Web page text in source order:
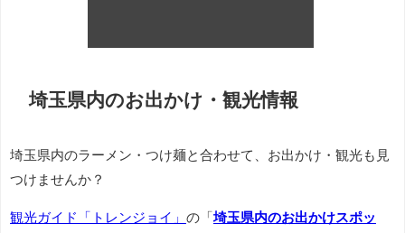
埼玉県内のお出かけ・観光情報
埼玉県内のラーメン・つけ麺と合わせて、お出かけ・観光も見
つけませんか？
観光ガイド「トレンジョイ」 の「 埼玉県内のお出かけスポッ